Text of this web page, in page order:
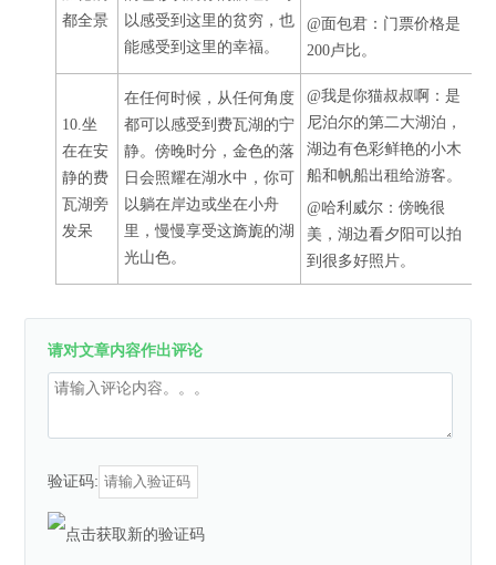
都全景
以感受到这里的贫穷，也
能感受到这里的幸福。
@面包君：门票价格是
200卢比。
10.坐
在在安
静的费
瓦湖旁
发呆
在任何时候，从任何角度
都可以感受到费瓦湖的宁
静。傍晚时分，金色的落
日会照耀在湖水中，你可
以躺在岸边或坐在小舟
里，慢慢享受这旖旎的湖
光山色。
@我是你猫叔叔啊：是
尼泊尔的第二大湖泊，
湖边有色彩鲜艳的小木
船和帆船出租给游客。
@哈利威尔：傍晚很
美，湖边看夕阳可以拍
到很多好照片。
请对文章内容作出评论
验证码: